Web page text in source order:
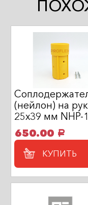
(нейлон) на
25х39 мм NHP-1
650.00 a
КУПИТЬ